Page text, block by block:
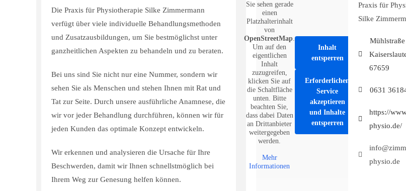
Die Praxis für Physiotherapie Silke Zimmermann
verfügt über viele individuelle Behandlungsmethoden
und Zusatzausbildungen, um Sie bestmöglichst unter
ganzheitlichen Aspekten zu behandeln und zu beraten.
Bei uns sind Sie nicht nur eine Nummer, sondern wir
sehen Sie als Menschen und stehen Ihnen mit Rat und
Tat zur Seite. Durch unsere ausführliche Anamnese, die
wir vor jeder Behandlung durchführen, können wir für
jeden Kunden das optimale Konzept entwickeln.
Wir erkennen und analysieren die Ursache für Ihre
Beschwerden, damit wir Ihnen schnellstmöglich bei
Ihrem Weg zur Genesung helfen können.
Sie sehen gerade
einen
Platzhalterinhalt
von
OpenStreetMap.
Um auf den
eigentlichen
Inhalt
zuzugreifen,
klicken Sie auf
die Schaltfläche
unten. Bitte
beachten Sie,
dass dabei Daten
an Drittanbieter
weitergegeben
werden.
Mehr
Informationen
Inhalt
entsperren
Erforderlichen
Service
akzeptieren
und Inhalte
entsperren
Praxis für
Silke
67659
0631
https://
physio.de/
physio.de